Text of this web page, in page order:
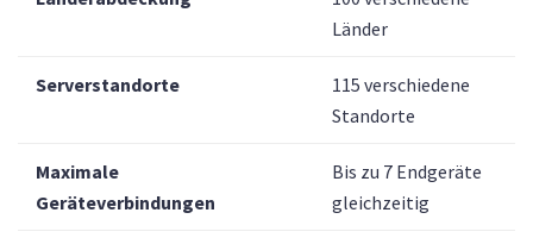
Länder
Serverstandorte
115 verschiedene
Standorte
Maximale
Geräteverbindungen
Bis zu 7 Endgeräte
gleichzeitig